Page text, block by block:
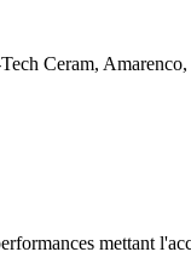
Ceram,
mettant